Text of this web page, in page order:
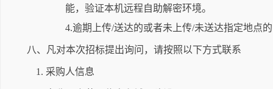
能，验证本机远程自助解密环境。
4.逾期上传/送达的或者未上传/未送达指定地点
八、凡对本次招标提出询问，请按照以下方式联系
1. 采购人信息